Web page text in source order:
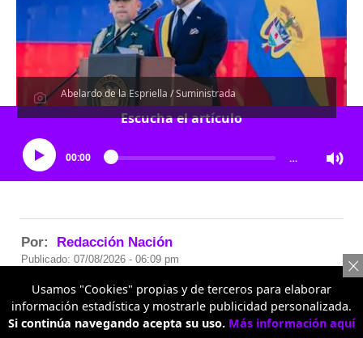
Abelardo de la Espriella / Suministrada
Escucha el artículo
00:00 …
Por: Redacción Nación
Publicado: 07/08/2026 - 06:09 pm
Únete a nuestro canal en WhatsApp
Las noticias más importantes, al instante
Usamos "Cookies" propias y de terceros para elaborar
información estadística y mostrarle publicidad personalizada.
Si continúa navegando acepta su uso. Más información aquí